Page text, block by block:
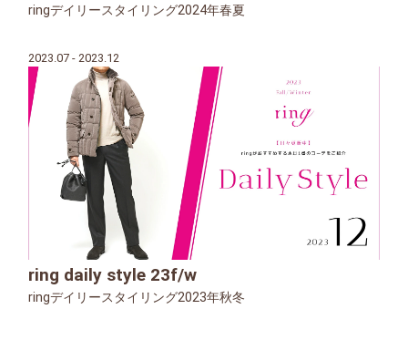
ringデイリースタイリング2024年春夏
2023.07 - 2023.12
ring daily style 23f/w
ringデイリースタイリング2023年秋冬